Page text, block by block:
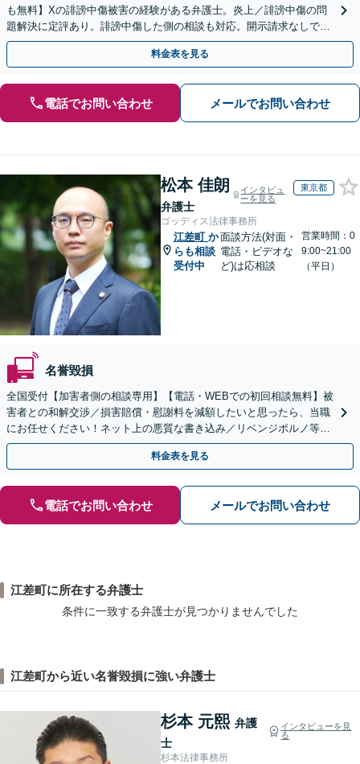
も無料】Xの誹謗中傷被害の経験がある弁護士。炎上／誹謗中傷の問
題解決に定評あり。誹謗中傷した側の相談も対応。開示請求なしで本
人の特定ができる場合もあり。
料金表を見る
電話でお問い合わせ メールでお問い合わせ
松本 佳朗
弁護士
インタビュ
ーを見る
東京都
ゴッディス法律事務所
江差町 か
らも相談
受付中
面談方法(対面・
電話・ビデオな
ど)は応相談
営業時間：0
9:00~21:00
（平日）
名誉毀損
全国受付【加害者側の相談専用】【電話・WEBでの初回相談無料】被
害者との和解交渉／損害賠償・慰謝料を減額したいと思ったら、当職
にお任せください！ネット上の悪質な書き込み／リベンジポルノ等、
代表弁護士が最後まで対応【関東エリア以外の相談も可】
料金表を見る
電話でお問い合わせ メールでお問い合わせ
江差町に所在する弁護士
条件に一致する弁護士が見つかりませんでした
江差町から近い名誉毀損に強い弁護士
杉本 元熙 弁護
士
インタビューを見
る
杉本法律事務所